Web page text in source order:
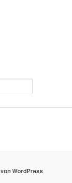
WordPress